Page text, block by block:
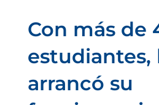
Con más de
estudiantes,
arrancó su